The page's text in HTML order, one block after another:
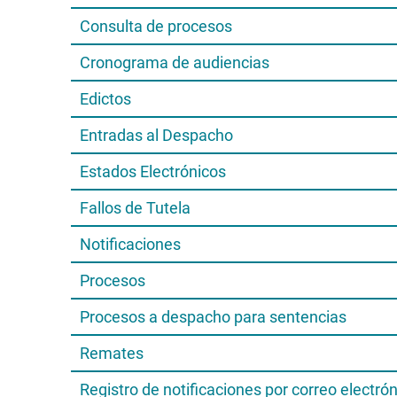
Consulta de procesos
Cronograma de audiencias
Edictos
Entradas al Despacho
Estados Electrónicos
Fallos de Tutela
Notificaciones
Procesos
Procesos a despacho para sentencias
Remates
Registro de notificaciones por correo